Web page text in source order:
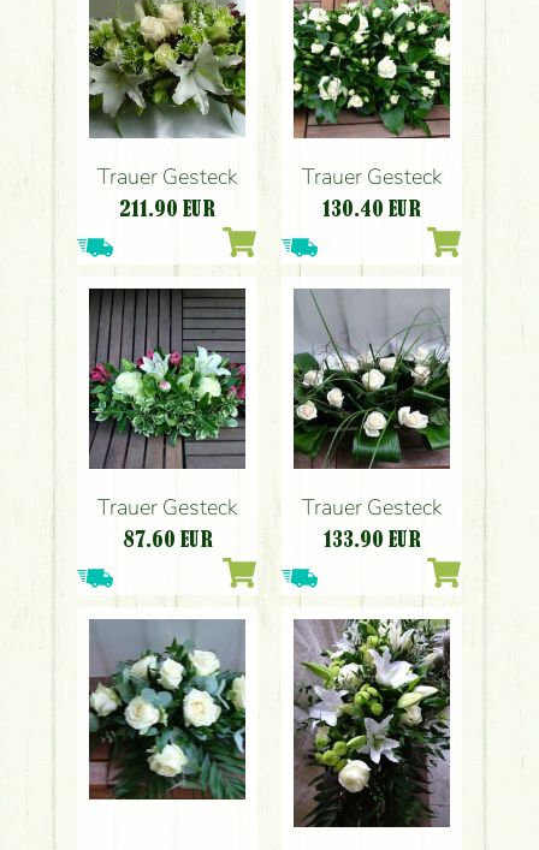
Trauer Gesteck
211.90 EUR
Trauer Gesteck
130.40 EUR
Trauer Gesteck
87.60 EUR
Trauer Gesteck
133.90 EUR